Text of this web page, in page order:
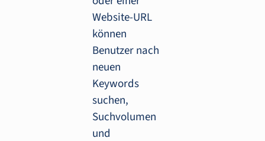
Website-URL
können
Benutzer nach
neuen
Keywords
suchen,
Suchvolumen
und